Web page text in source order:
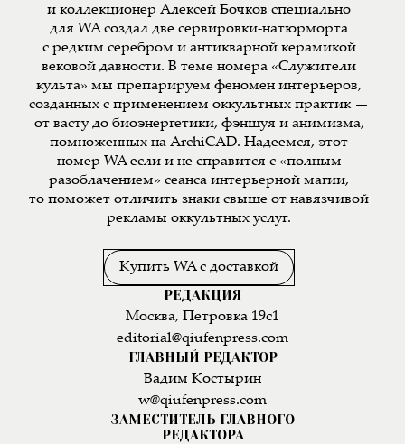
и коллекционер Алексей Бочков специально
для WA создал две сервировки-натюрморта
с редким серебром и антикварной керамикой
вековой давности. В теме номера «Служители
культа» мы препарируем феномен интерьеров,
созданных с применением оккультных практик —
от васту до биоэнергетики, фэншуя и анимизма,
помноженных на ArchiCAD. Надеемся, этот
номер WA если и не справится с «полным
разоблачением» сеанса интерьерной магии,
то поможет отличить знаки свыше от навязчивой
рекламы оккультных услуг.
Купить WA с доставкой
РЕДАКЦИЯ
Москва, Петровка 19с1
editorial@qiufenpress.com
ГЛАВНЫЙ РЕДАКТОР
Вадим Костырин
w@qiufenpress.com
ЗАМЕСТИТЕЛЬ ГЛАВНОГО
РЕДАКТОРА